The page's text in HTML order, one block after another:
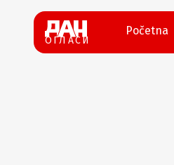
ОГЛАСИ
Početna